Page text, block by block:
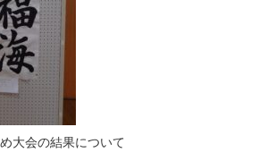
大会の結果について